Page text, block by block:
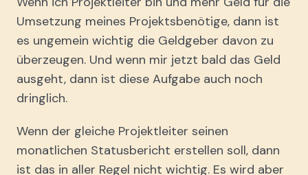
Umsetzung meines Projektsbenötige, dann ist
es ungemein wichtig die Geldgeber davon zu
überzeugen. Und wenn mir jetzt bald das Geld
ausgeht, dann ist diese Aufgabe auch noch
dringlich.
Wenn der gleiche Projektleiter seinen
monatlichen Statusbericht erstellen soll, dann
ist das in aller Regel nicht wichtig. Es wird aber